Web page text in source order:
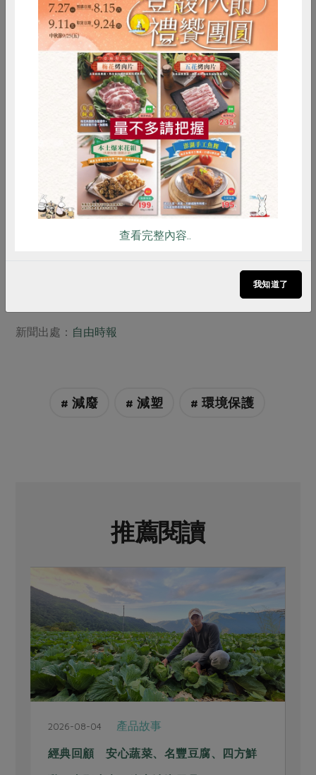
環境部長彭啓明（中）也現身主婦聯盟力挺循環瓶器，呼
籲國人習慣改變，大家一起努力做減塑、永續、環保。左
新聞出處： 自由時報
# 減廢 # 減塑 # 環境保護
推薦閱讀
2026-08-04 產品故事
經典回顧 安心蔬菜、名豐豆腐、四方鮮
RPET 食譜 減硝酸鹽
雞蛋 食安 共同購買
查看完整內容..
我知道了